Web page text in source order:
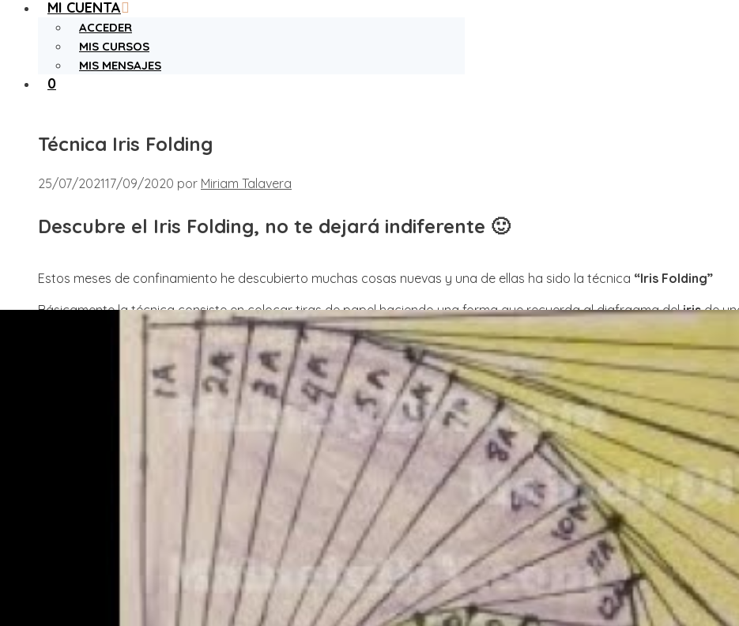
MI CUENTA
ACCEDER
MIS CURSOS
MIS MENSAJES
0
Técnica Iris Folding
25/07/202117/09/2020 por Miriam Talavera
Descubre el Iris Folding, no te dejará indiferente 🙂
Estos meses de confinamiento he descubierto muchas cosas nuevas y una de ellas ha sido la técnica “Iris Folding”
Básicamente la técnica consiste en colocar tiras de papel haciendo una forma que recuerda al diafragma delirisde
La primera foto que vi por instagram fue en la cuenta deJess2designsnavegando entre la sección explorar. Unos
la atención. Al principio pensé que era algo hecho con la técnica del origami pero al fijarme en los hastags (benditos
ya me perdí en un mar de cuentas y proyectos super chulos hechos con esta técnica.
No es que sea una técnica nueva, lo cierto es que puedes encontrar tutoriales de hace ya unos cuantos años en
personalmente no conocía y tiene un canal en el que sube Hauls y tutoriales. Puedes encontrarla también en instagram
me ha parecido una técnica la mar de apañada para utilizar esos millones y millones de restos de
hacer una detalle en una portada, en el lomo de un álbum, para una postal, hasta para decorar la tapa de una
decorativa para después enmarcar.
La técnica del Iris Folding es muy sencilla, lo primero es buscar un patrón entre los miles que puedes
tiendas que los comercializan.
Te dejo aquí un enlace a mi Pinterest dónde tengo algunos recopilados 🙂